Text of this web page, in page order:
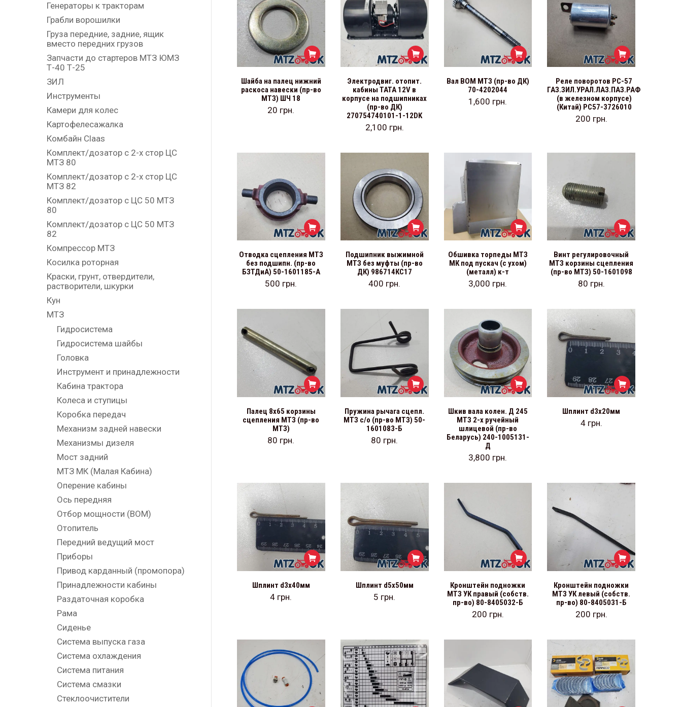
Шайба на палец нижний
раскоса навески (пр-во
МТЗ) ШЧ 18
20 грн.
Электродвиг. отопит.
кабины ТАТА 12V в
корпусе на подшипниках
(пр-во ДК)
270754740101-1-12DK
2,100 грн.
Вал ВОМ МТЗ (пр-во ДК)
70-4202044
1,600 грн.
Реле поворотов РС-57
ГАЗ.ЗИЛ.УРАЛ.ЛАЗ.ПАЗ.РАФ
(в железном корпусе)
(Китай) РС57-3726010
200 грн.
Отводка сцепления МТЗ
без подшипн. (пр-во
БЗТДиА) 50-1601185-А
500 грн.
Подшипник выжимной
МТЗ без муфты (пр-во
ДК) 986714КС17
400 грн.
Обшивка торпеды МТЗ
МК под пускач (с ухом)
(металл) к-т
3,000 грн.
Винт регулировочный
МТЗ корзины сцепления
(пр-во МТЗ) 50-1601098
80 грн.
Палец 8х65 корзины
сцепления МТЗ (пр-во
МТЗ)
80 грн.
Пружина рычага сцепл.
МТЗ с/о (пр-во МТЗ) 50-
1601083-Б
80 грн.
Шкив вала колен. Д 245
МТЗ 2-х ручейный
шлицевой (пр-во
Беларусь) 240-1005131-
Д
3,800 грн.
Шплинт d3х20мм
4 грн.
Шплинт d3х40мм
4 грн.
Шплинт d5х50мм
5 грн.
Кронштейн подножки
МТЗ УК правый (собств.
пр-во) 80-8405032-Б
200 грн.
Кронштейн подножки
МТЗ УК левый (собств.
пр-во) 80-8405031-Б
200 грн.
Генераторы к тракторам
Грабли ворошилки
Груза передние, задние, ящик
вместо передних грузов
Запчасти до стартеров МТЗ ЮМЗ
Т-40 Т-25
ЗИЛ
Инструменты
Камери для колес
Картофелесажалка
Комбайн Claas
Комплект/дозатор с 2-х стор ЦС
МТЗ 80
Комплект/дозатор с 2-х стор ЦС
МТЗ 82
Комплект/дозатор с ЦС 50 МТЗ
80
Комплект/дозатор с ЦС 50 МТЗ
82
Компрессор МТЗ
Косилка роторная
Краски, грунт, отвердители,
растворители, шкурки
Кун
МТЗ
Гидросистема
Гидросистема шайбы
Головка
Инструмент и принадлежности
Кабина трактора
Колеса и ступицы
Коробка передач
Механизм задней навески
Механизмы дизеля
Мост задний
МТЗ МК (Малая Кабина)
Оперение кабины
Ось передняя
Отбор мощности (ВОМ)
Отопитель
Передний ведущий мост
Приборы
Привод карданный (промопора)
Принадлежности кабины
Раздаточная коробка
Рама
Сиденье
Система выпуска газа
Система охлаждения
Система питания
Система смазки
Стеклоочистители